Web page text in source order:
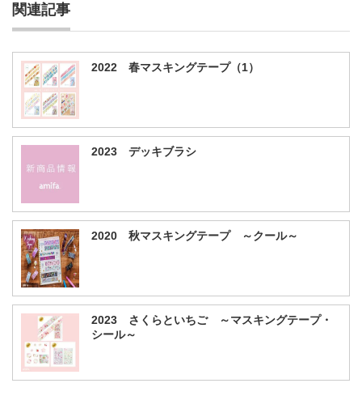
関連記事
2022 春マスキングテープ（1）
2023 デッキブラシ
2020 秋マスキングテープ ～クール～
2023 さくらといちご ～マスキングテープ・
シール～